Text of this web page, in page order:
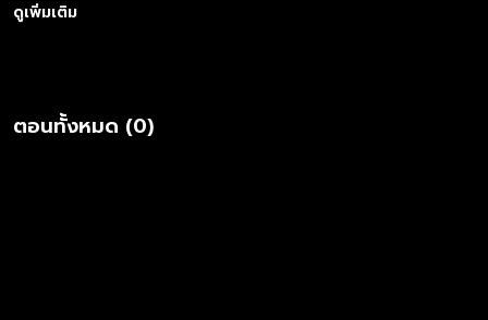
ดูเพิ่มเติม
ตอนทั้งหมด (0)